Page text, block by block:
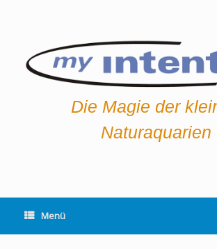
Die Magie der
Naturaquarien
Menü